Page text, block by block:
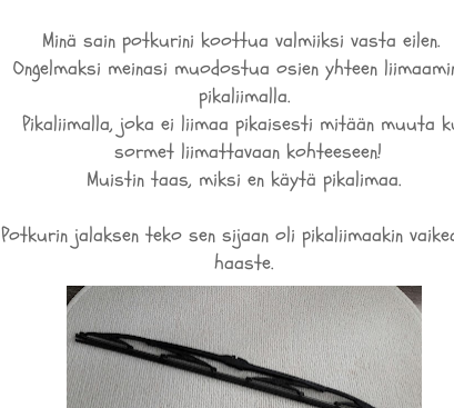
Minä sain potkurini koottua valmiiksi vasta eilen.
Ongelmaksi meinasi muodostua osien yhteen
pikaliimalla.
Pikaliimalla, joka ei liimaa pikaisesti mitään muuta
sormet liimattavaan kohteeseen!
Muistin taas, miksi en käytä pikalimaa.
Potkurin jalaksen teko sen sijaan oli pikaliimaakin
haaste.